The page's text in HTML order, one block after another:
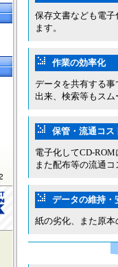
保存文書なども電
ます。
作業の効率化
データを共有する
出来、検索等もス
保管・流通コス
電子化してCD-
また配布等の流通
データの維持・
紙の劣化、また原